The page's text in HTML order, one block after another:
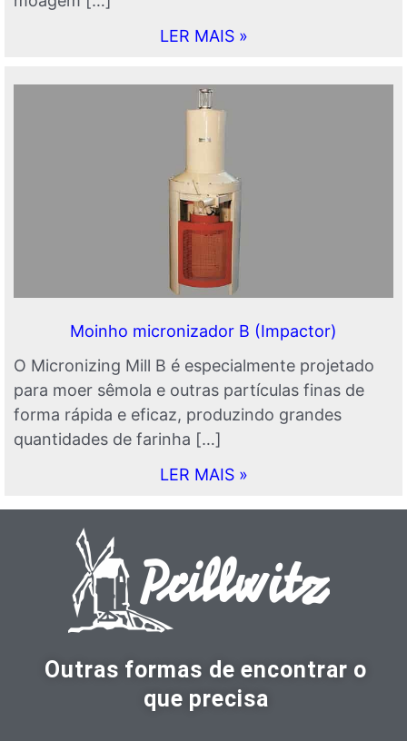
LER MAIS »
Moinho micronizador B (Impactor)
O Micronizing Mill B é especialmente projetado
para moer sêmola e outras partículas finas de
forma rápida e eficaz, produzindo grandes
quantidades de farinha […]
LER MAIS »
Outras formas de encontrar o
que precisa